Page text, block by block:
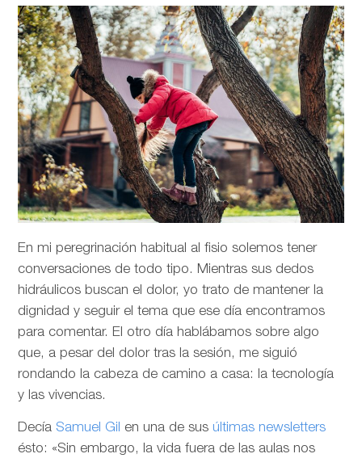
En mi peregrinación habitual al fisio solemos tener
conversaciones de todo tipo. Mientras sus dedos
hidráulicos buscan el dolor, yo trato de mantener la
dignidad y seguir el tema que ese día encontramos
para comentar. El otro día hablábamos sobre algo
que, a pesar del dolor tras la sesión, me siguió
rondando la cabeza de camino a casa: la tecnología
y las vivencias.
Decía Samuel Gil en una de sus últimas newsletters
ésto: «Sin embargo, la vida fuera de las aulas nos